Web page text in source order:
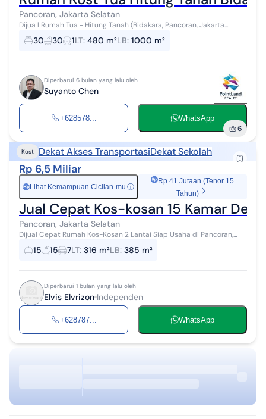
Pancoran, Jakarta Selatan
Dijua l Rumah Tua - Hitung Tanah (Bidakara, Pancoran, Jakarta
Selatan) Lokasi strategis - Luas tanah: 18 × 26 = 480 m² - Luas
bangunan: ± ...
30 30 1LT: 480 m²LB: 1000 m²
Diperbarui 6 bulan yang lalu oleh
Suyanto Chen
+628578... WhatsApp
6
Kost Dekat Akses TransportasiDekat Sekolah
Rp 6,5 Miliar
Rp Lihat Kemampuan Cicilan-mu ⓘ
Rp 41 Jutaan (Tenor 15
Tahun)
Jual Cepat Kos-kosan 15 Kamar
Pancoran, Jakarta Selatan
Dijual Cepat Rumah Kos-Kosan 2 Lantai Siap Usaha di Pancoran,
Jakarta Selatan – 15 Kamar Full Isi, Lokasi Super Strategis!
Kesempatan langka mem...
15 15 7LT: 316 m²LB: 385 m²
Diperbarui 1 bulan yang lalu oleh
Elvis Elvrizon Independen
+628787... WhatsApp